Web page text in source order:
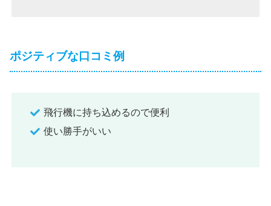
ポジティブな口コミ例
飛行機に持ち込めるので便利
使い勝手がいい